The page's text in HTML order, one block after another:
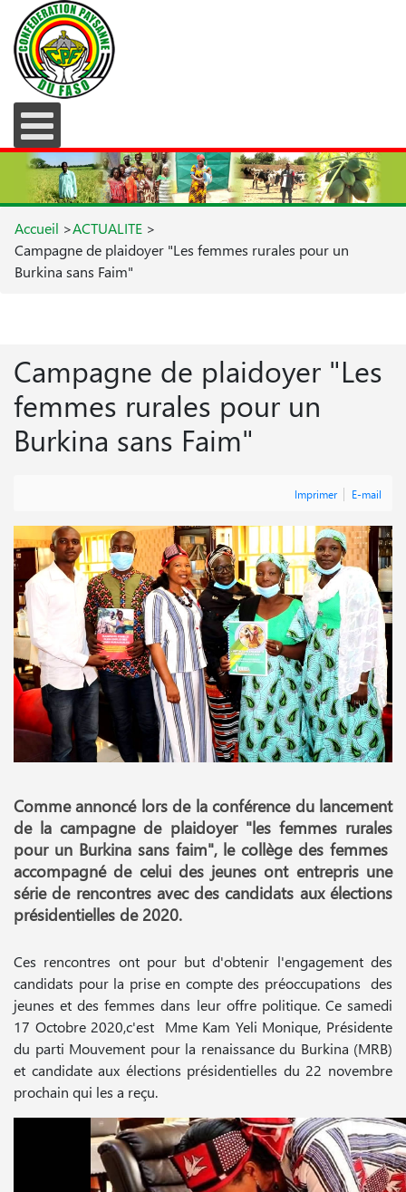
Accueil >ACTUALITE >
Campagne de plaidoyer "Les femmes rurales pour un
Burkina sans Faim"
Campagne de plaidoyer "Les
femmes rurales pour un
Burkina sans Faim"
Imprimer E-mail
Comme annoncé lors de la conférence du lancement
de la campagne de plaidoyer "les femmes rurales
pour un Burkina sans faim", le collège des femmes
accompagné de celui des jeunes ont entrepris une
série de rencontres avec des candidats aux élections
présidentielles de 2020.
Ces rencontres ont pour but d'obtenir l'engagement des
candidats pour la prise en compte des préoccupations des
jeunes et des femmes dans leur offre politique. Ce samedi
17 Octobre 2020,c'est Mme Kam Yeli Monique, Présidente
du parti Mouvement pour la renaissance du Burkina (MRB)
et candidate aux élections présidentielles du 22 novembre
prochain qui les a reçu.